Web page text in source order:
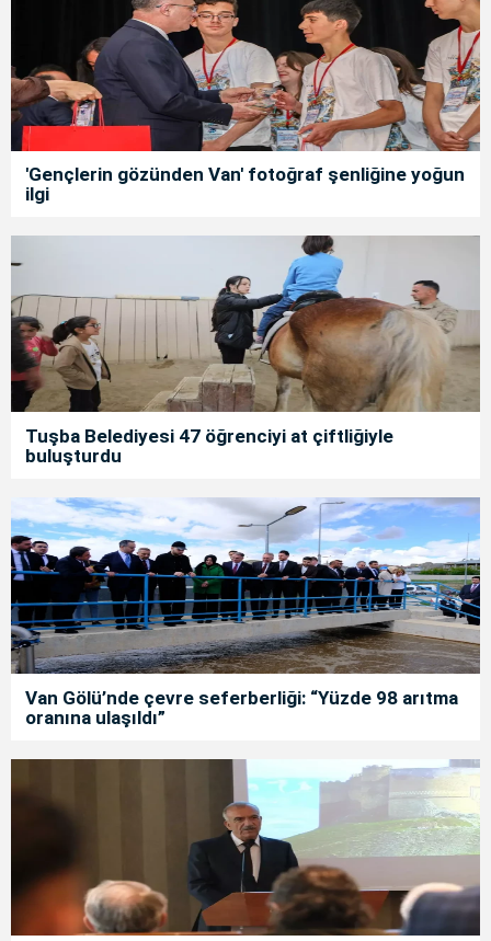
'Gençlerin gözünden Van' fotoğraf şenliğine yoğun
ilgi
Tuşba Belediyesi 47 öğrenciyi at çiftliğiyle
buluşturdu
Van Gölü’nde çevre seferberliği: “Yüzde 98 arıtma
oranına ulaşıldı”